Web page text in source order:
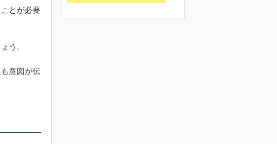
とが必要
う。
意図が伝